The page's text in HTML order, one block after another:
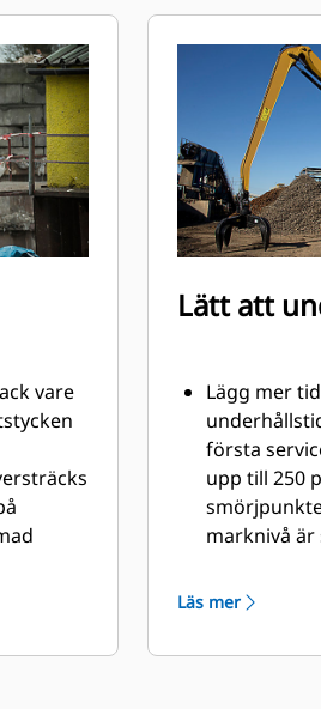
vare
Lätt att
Lägg mer
första
upp till 250
marknivå
Viktiga
klon, vilket
Läs mer